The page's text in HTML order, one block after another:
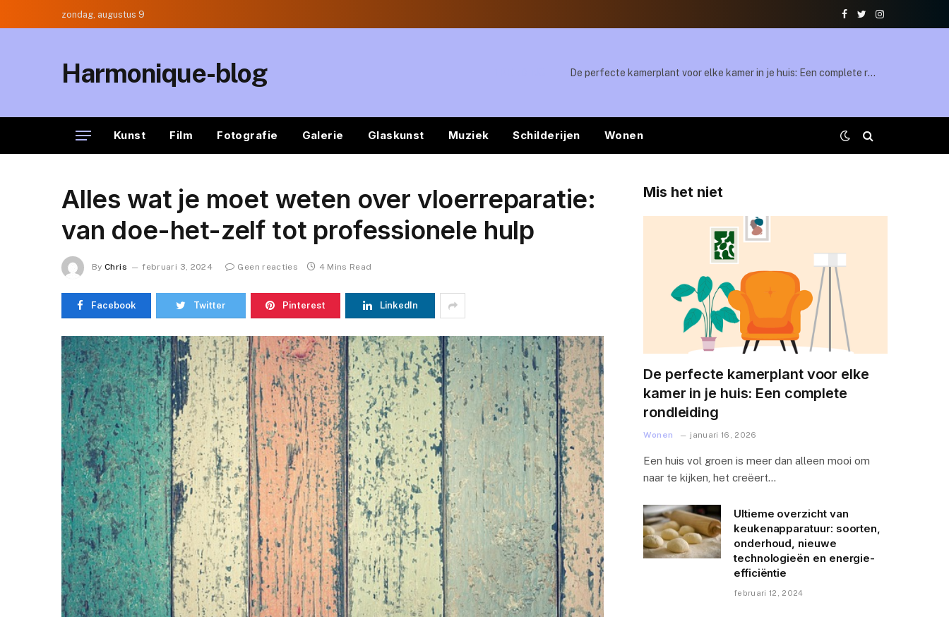
zondag, augustus 9
Facebook
TwitterInstagram
Harmonique-blog De perfecte kamerplant voor elke kamer in je huis: Een complete rondleiding
Kunst Film Fotografie Galerie Glaskunst Muziek Schilderijen Wonen
Alles wat je moet weten over vloerreparatie:
van doe-het-zelf tot professionele hulp
By Chris februari 3, 2024 Geen reacties 4 Mins Read
Facebook Twitter Pinterest LinkedIn
Mis het niet
De perfecte kamerplant voor elke
kamer in je huis: Een complete
rondleiding
Wonen januari 16, 2026
Een huis vol groen is meer dan alleen mooi om
naar te kijken, het creëert…
Ultieme overzicht van
keukenapparatuur: soorten,
onderhoud, nieuwe
technologieën en energie-
efficiëntie
februari 12, 2024